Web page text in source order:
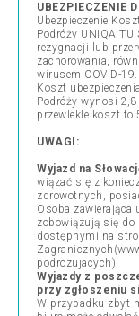
UBEZPIECZENIE
Ubezpieczenie
Podróży UNIQA
rezygnacji lub
zachorowania,
wirusem COVID-19.
Koszt
Podróży wynosi
przewlekle koszt to
UWAGI:
Wyjazd na
wiązać się z
zdrowotnych,
Osoba zawierająca
zobowiązują się
dostępnymi na
podrozujacych).
Wyjazdy z
przy zgłoszeniu
W przypadku zbyt